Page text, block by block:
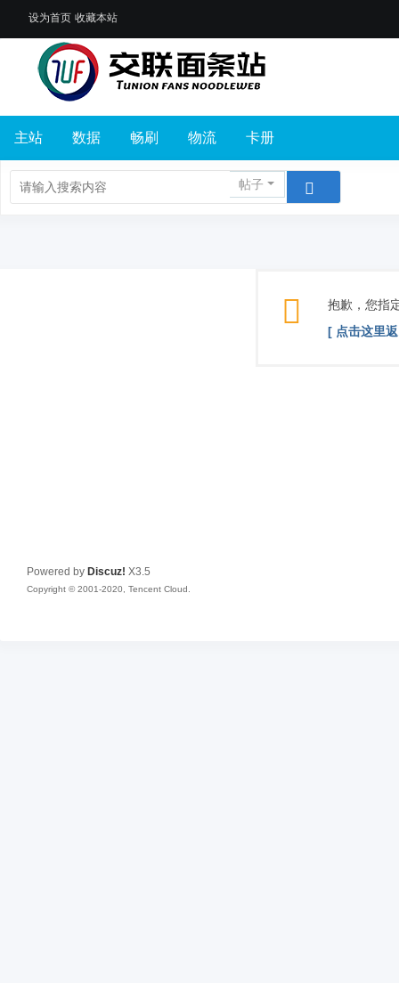
设为首页 收藏本站
主站 数据 畅刷 物流 卡册
帖子
抱歉，您指
[ 点击这里
Powered by Discuz! X3.5
Copyright © 2001-2020, Tencent Cloud.